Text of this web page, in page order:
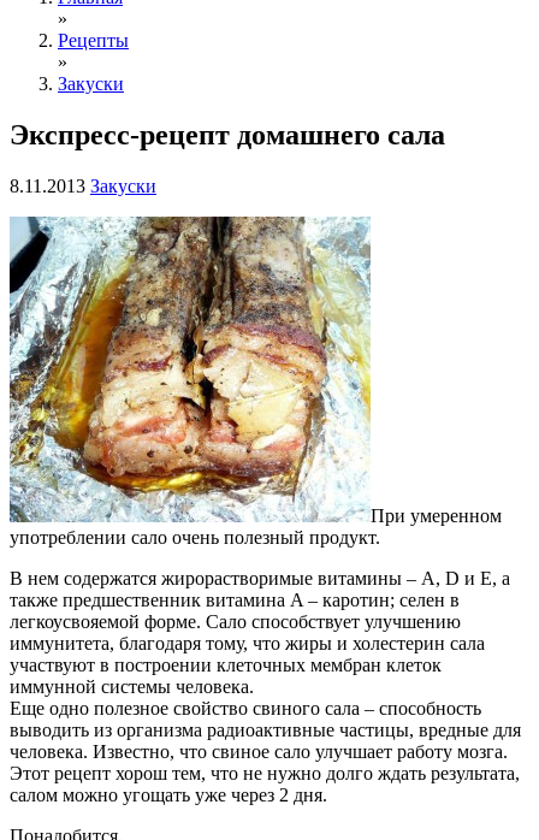
»
Рецепты
»
Закуски
Экспресс-рецепт домашнего сала
8.11.2013 Закуски
При умеренном
употреблении сало очень полезный продукт.
В нем содержатся жирорастворимые витамины – A, D и E, а
также предшественник витамина A – каротин; селен в
легкоусвояемой форме. Сало способствует улучшению
иммунитета, благодаря тому, что жиры и холестерин сала
участвуют в построении клеточных мембран клеток
иммунной системы человека.
Еще одно полезное свойство свиного сала – способность
выводить из организма радиоактивные частицы, вредные для
человека. Известно, что свиное сало улучшает работу мозга.
Этот рецепт хорош тем, что не нужно долго ждать результата,
салом можно угощать уже через 2 дня.
Понадобится.